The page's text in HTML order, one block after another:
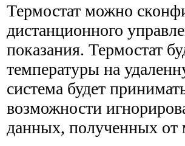
Термостат можно
дистанционного
показания. Термостат
температуры на
система будет
возможности
данных, полученных от